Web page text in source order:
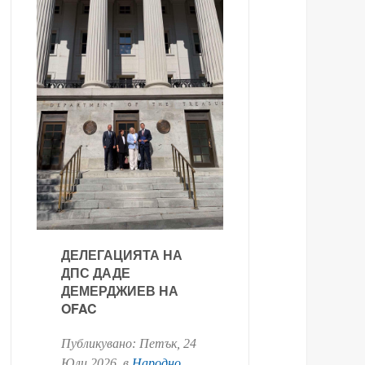
ДЕЛЕГАЦИЯТА НА
ДПС ДАДЕ
ДЕМЕРДЖИЕВ НА
OFAC
Публикувано: Петък, 24